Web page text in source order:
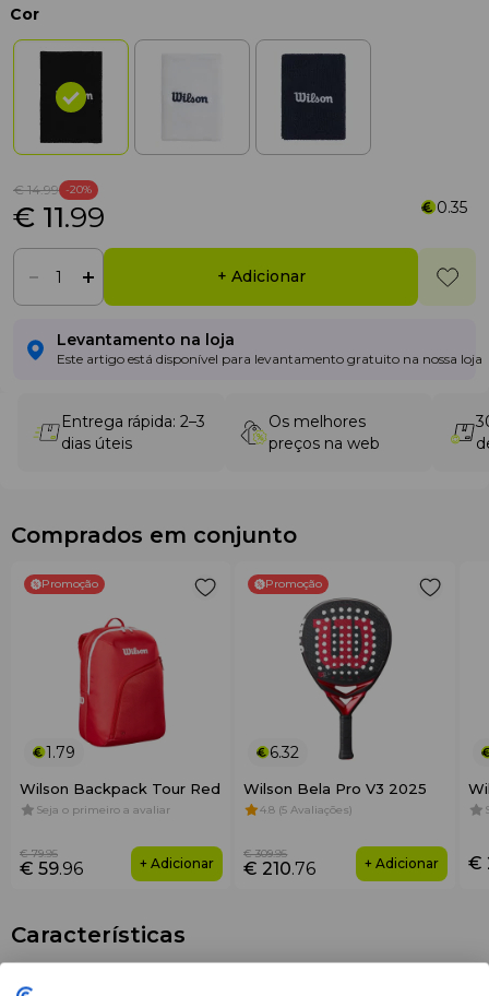
Cor
€ 14.99 -20%
€ 11.99 0.35
+ Adicionar
Levantamento na loja
Este artigo está disponível para levantamento gratuito na nossa loja
Entrega rápida: 2–3
dias úteis
Os melhores
preços na web
Comprados em conjunto
Promoção
1.79
Wilson Backpack Tour Red
Seja o primeiro a avaliar
€ 59.96
€ 79.95
+ Adicionar
Promoção
6.32
Wilson Bela Pro V3 2025
4.8 (5 Avaliações)
€ 210.76
€ 309.95
+ Adicionar €
Características